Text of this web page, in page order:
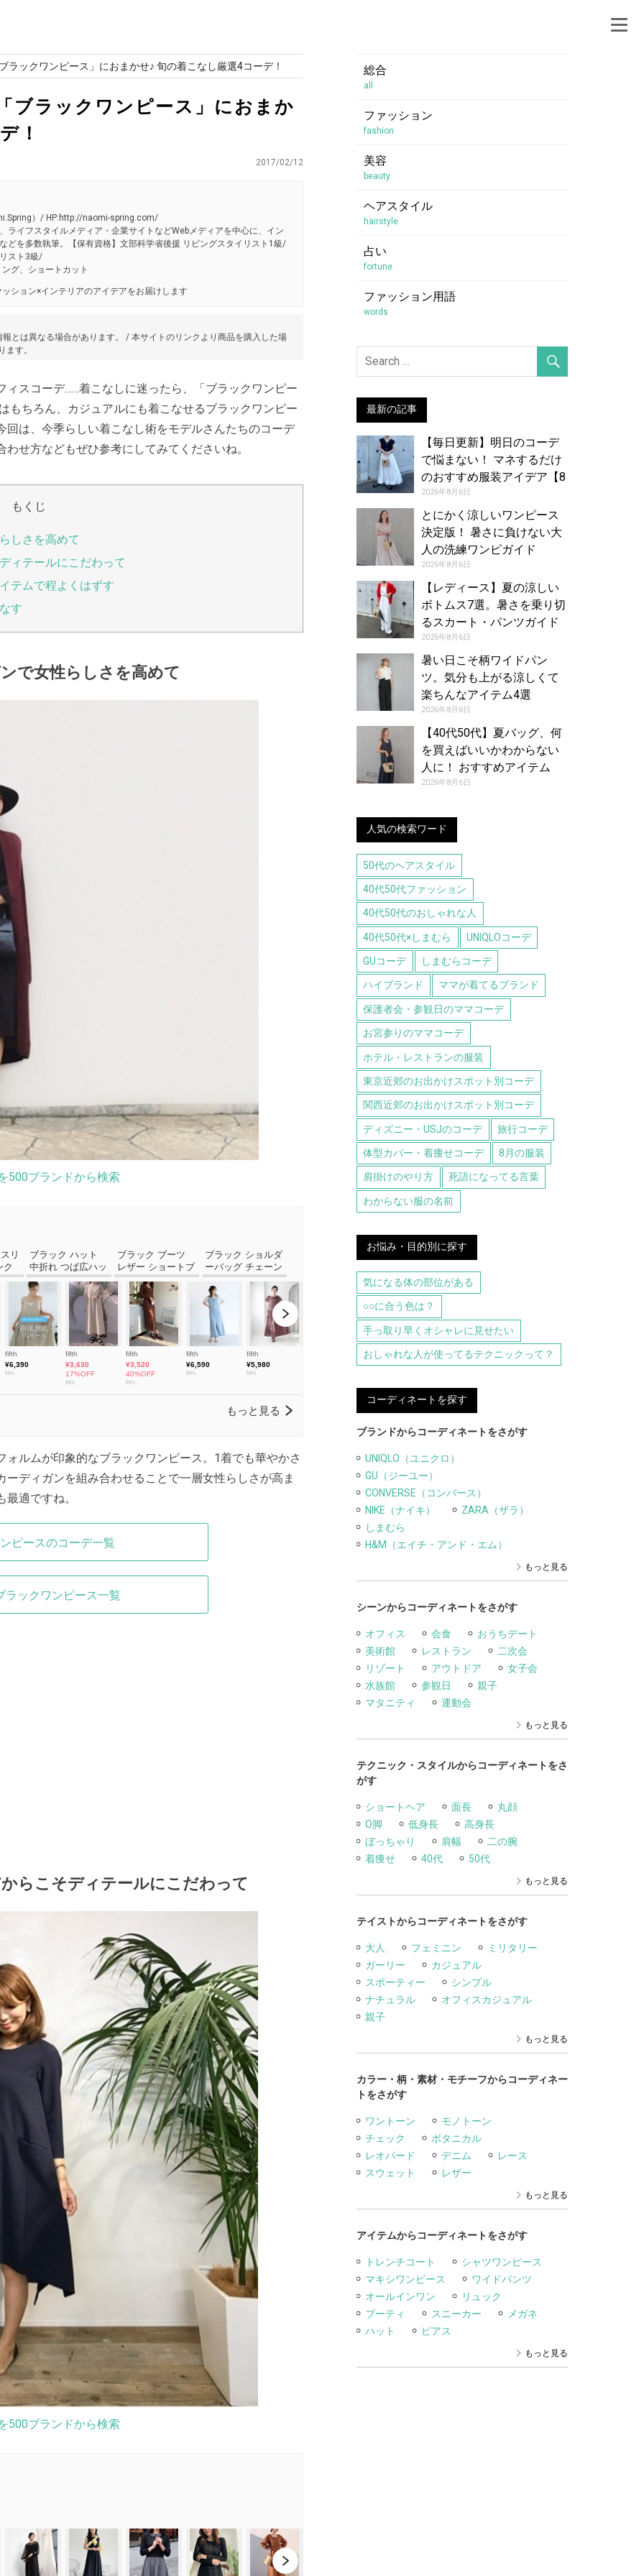
ラックワンピース」におまかせ♪ 旬の着こなし厳選4コーデ！
ブラックワンピース」におまか
！
2017/02/12
）/ HP:http://naomi-spring.com/
ライフスタイルメディア・企業サイトなどWebメディアを中心に、イン
どを多数執筆。
【保有資格】文部科学省後援 リビングスタイリスト1級/
スト3級/
グ、ショートカット
ション×インテリアのアイデアをお届けします
とは異なる場合があります。 / 本サイトのリンクより商品を購入した場
す。
スコーデ……着こなしに迷ったら、「ブラックワンピー
もちろん、カジュアルにも着こなせるブラックワンピー
は、今季らしい着こなし術をモデルさんたちのコーデ
せ方などもぜひ参考にしてみてくださいね。
もくじ
しさを高めて
ィテールにこだわって
テムで程よくはずす
す
で女性らしさを高めて
500ブランドから検索
ルムが印象的なブラックワンピース。1着でも華やかさ
ディガンを組み合わせることで一層女性らしさが高ま
適ですね。
ピースのコーデ一覧
ラックワンピース一覧
らこそディテールにこだわって
500ブランドから検索
総合
all
ファッション
fashion
美容
beauty
ヘアスタイル
hairstyle
占い
fortune
ファッション用語
words
最新の記事
【毎日更新】明日のコーデ
で悩まない！ マネするだけ
のおすすめ服装アイデア【8
月7日夏】
2026年8月6日
とにかく涼しいワンピース
決定版！ 暑さに負けない大
人の洗練ワンピガイド
2026年8月6日
【レディース】夏の涼しい
ボトムス7選。暑さを乗り切
るスカート・パンツガイド
2026年8月6日
暑い日こそ柄ワイドパン
ツ。気分も上がる涼しくて
楽ちんなアイテム4選
2026年8月6日
【40代50代】夏バッグ、何
を買えばいいかわからない
人に！ おすすめアイテム
（8/6号）
2026年8月6日
人気の検索ワード
50代のヘアスタイル
40代50代ファッション
40代50代のおしゃれな人
40代50代×しまむら UNIQLOコーデ
GUコーデ しまむらコーデ
ハイブランド ママが着てるブランド
保護者会・参観日のママコーデ
お宮参りのママコーデ
ホテル・レストランの服装
東京近郊のお出かけスポット別コーデ
関西近郊のお出かけスポット別コーデ
ディズニー・USJのコーデ 旅行コーデ
体型カバー・着痩せコーデ 8月の服装
肩掛けのやり方 死語になってる言葉
わからない服の名前
お悩み・目的別に探す
気になる体の部位がある
○○に合う色は？
手っ取り早くオシャレに見せたい
おしゃれな人が使ってるテクニックって？
コーディネートを探す
ブランドからコーディネートをさがす
UNIQLO（ユニクロ）
GU（ジーユー）
CONVERSE（コンバース）
NIKE（ナイキ）
ZARA（ザラ）
しまむら
H&M（エイチ・アンド・エム）
もっと見る
シーンからコーディネートをさがす
オフィス 会食
おうちデート
美術館
レストラン
二次会
リゾート
アウトドア
女子会
水族館
参観日
親子
マタニティ
運動会
もっと見る
テクニック・スタイルからコーディネートをさ
がす
ショートヘア 面長
丸顔
O脚
低身長
高身長
ぼっちゃり
肩幅
二の腕
着痩せ
40代 50代
もっと見る
テイストからコーディネートをさがす
大人 フェミニン
ミリタリー
ガーリー
カジュアル
スポーティー
シンプル
ナチュラル
オフィスカジュアル
親子
もっと見る
カラー・柄・素材・モチーフからコーディネー
トをさがす
ワントーン
モノトーン
チェック
ボタニカル
レオパード
デニム
レース
スウェット
レザー
もっと見る
アイテムからコーディネートをさがす
トレンチコート
シャツワンピース
マキシワンピース
ワイドパンツ
オールインワン
リュック
ブーティ
スニーカー
メガネ
ハット
ピアス
もっと見る